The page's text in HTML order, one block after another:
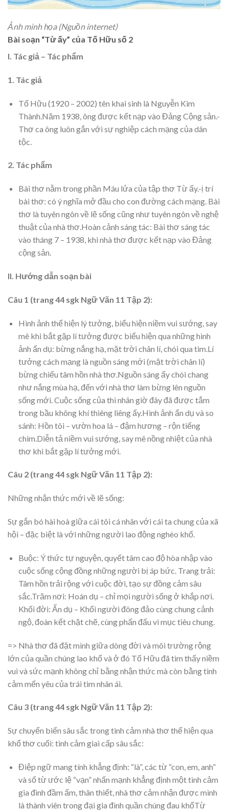
Ảnh minh họa (Nguồn internet)
Bài soạn “Từ ấy” của Tố Hữu số 2
I. Tác giả – Tác phẩm
1. Tác giả
Tố Hữu (1920 – 2002) tên khai sinh là Nguyễn Kim
Thành.Năm 1938, ông được kết nạp vào Đảng Cộng sản.-
Thơ ca ông luôn gắn với sự nghiệp cách mạng của dân
tộc.
2. Tác phẩm
Bài thơ nằm trong phần Máu lửa của tập thơ Từ ấy.-ị trí
bài thơ: có ý nghĩa mở đầu cho con đường cách mạng. Bài
thơ là tuyên ngôn về lẽ sống cũng như tuyên ngôn về nghệ
thuật của nhà thơ.Hoàn cảnh sáng tác: Bài thơ sáng tác
vào tháng 7 – 1938, khi nhà thơ được kết nạp vào Đảng
cộng sản.
II. Hướng dẫn soạn bài
Câu 1 (trang 44 sgk Ngữ Văn 11 Tập 2):
Hình ảnh thể hiện lý tưởng, biểu hiện niềm vui sướng, say
mê khi bắt gặp lí tưởng được biểu hiện qua những hình
ảnh ẩn dụ: bừng nắng hạ, mặt trời chân lí, chói qua tim.Lí
tưởng cách mạng là nguồn sáng mới (mặt trời chân lí)
bừng chiếu tâm hồn nhà thơ.Nguồn sáng ấy chói chang
như nắng mùa hạ, đến với nhà thơ làm bừng lên nguồn
sống mới. Cuộc sống của thi nhân giờ đây đã được tắm
trong bầu không khí thiêng liêng ấy.Hình ảnh ẩn dụ và so
sánh: Hồn tôi – vườn hoa lá – đậm hương – rộn tiếng
chim.Diễn tả niềm vui sướng, say mê nồng nhiệt của nhà
thơ khi bắt gặp lí tưởng mới.
Câu 2 (trang 44 sgk Ngữ Văn 11 Tập 2):
Những nhận thức mới về lẽ sống:
Sự gắn bó hài hoà giữa cái tôi cá nhân với cái ta chung của xã
hội – đặc biệt là với những người lao động nghèo khổ.
Buộc: Ý thức tự nguyện, quyết tâm cao độ hòa nhập vào
cuộc sống cộng đồng những người bị áp bức. Trang trải:
Tâm hồn trải rộng với cuộc đời, tạo sự đồng cảm sâu
sắc.Trăm nơi: Hoán dụ – chỉ mọi người sống ở khắp nơi.
Khối đời: Ẩn dụ – Khối người đông đảo cùng chung cảnh
ngộ, đoàn kết chặt chẽ, cùng phấn đấu vì mục tiêu chung.
=> Nhà thơ đã đặt mình giữa dòng đời và môi trường rộng
lớn của quần chúng lao khổ và ở đó Tố Hữu đã tìm thấy niềm
vui và sức mạnh không chỉ bằng nhận thức mà còn bằng tình
cảm mến yêu của trái tim nhân ái.
Câu 3 (trang 44 sgk Ngữ Văn 11 Tập 2):
Sự chuyển biến sâu sắc trong tình cảm nhà thơ thể hiện qua
khổ thơ cuối: tình cảm giai cấp sâu sắc:
Điệp ngữ mang tính khẳng định: “là”, các từ “con, em, anh”
và số từ ước lệ “vạn” nhấn mạnh khẳng định một tình cảm
gia đình đầm ấm, thân thiết, nhà thơ cảm nhận được mình
là thành viên trong đại gia đình quần chúng đau khổTừ